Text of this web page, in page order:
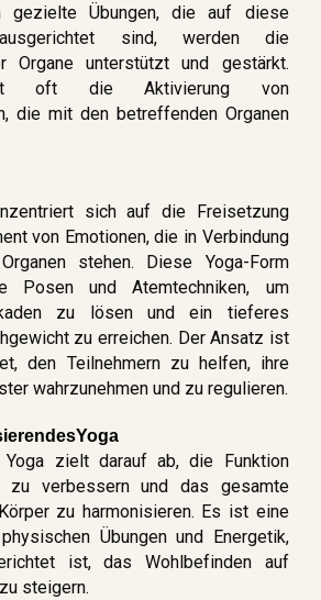
gezielte Übungen, die auf diese
ausgerichtet sind, werden die
Organe unterstützt und gestärkt.
oft die Aktivierung von
die mit den betreffenden Organen
sich auf die Freisetzung
von Emotionen, die in Verbindung
stehen. Diese Yoga-Form
Posen und Atemtechniken, um
zu lösen und ein tieferes
zu erreichen. Der Ansatz ist
den Teilnehmern zu helfen, ihre
wahrzunehmen und zu regulieren.
zielt darauf ab, die Funktion
zu verbessern und das gesamte
zu harmonisieren. Es ist eine
Übungen und Energetik,
ist, das Wohlbefinden auf
steigern.